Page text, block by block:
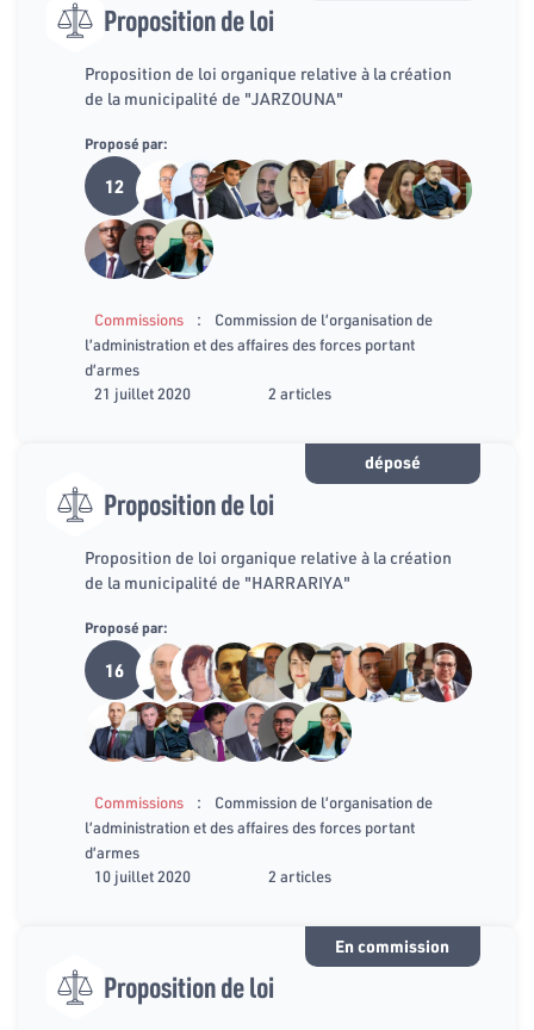
Proposition de loi
Proposition de loi organique relative à la création
de la municipalité de "JARZOUNA"
Proposé par:
12
Commissions :
Commission de l’organisation de
l’administration et des affaires des forces portant
d’armes
21 juillet 2020
2 articles
déposé
Proposition de loi
Proposition de loi organique relative à la création
de la municipalité de "HARRARIYA"
Proposé par:
16
Commissions :
Commission de l’organisation de
l’administration et des affaires des forces portant
d’armes
10 juillet 2020
2 articles
En commission
Proposition de loi